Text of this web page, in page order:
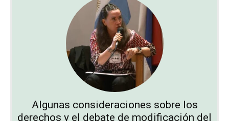
Algunas consideraciones sobre los
derechos y el debate de modificación del